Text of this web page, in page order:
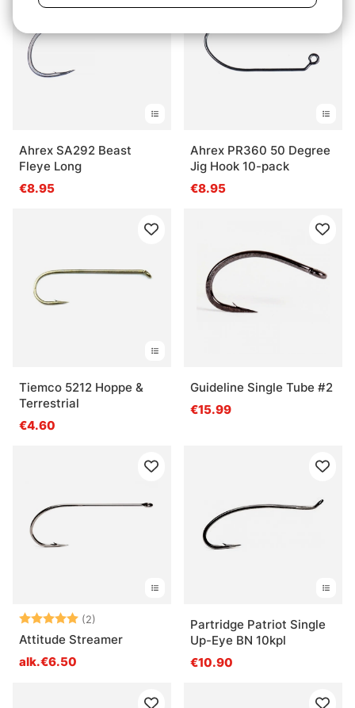
Ahrex SA292 Beast
Fleye Long
€8.95
Ahrex PR360 50 Degree
Jig Hook 10-pack
€8.95
Tiemco 5212 Hoppe &
Terrestrial
€4.60
Guideline Single Tube #2
€15.99
Arvio: (2)
5.0 5:sta tähdestä
Attitude Streamer
alk.€6.50
Partridge Patriot Single
Up-Eye BN 10kpl
€10.90